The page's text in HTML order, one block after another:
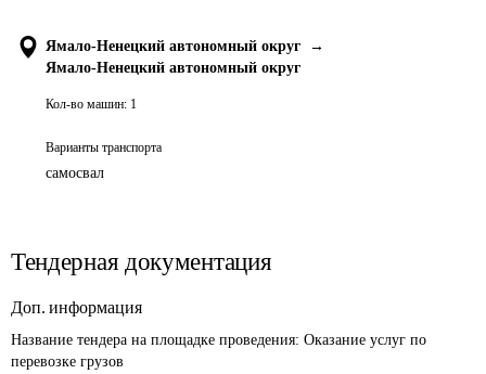
Ямало-Ненецкий автономный округ
→
Ямало-Ненецкий автономный округ
Кол-во машин: 1
Варианты транспорта
самосвал
Тендерная документация
Доп. информация
Название тендера на площадке проведения: Оказание услуг по
перевозке грузов